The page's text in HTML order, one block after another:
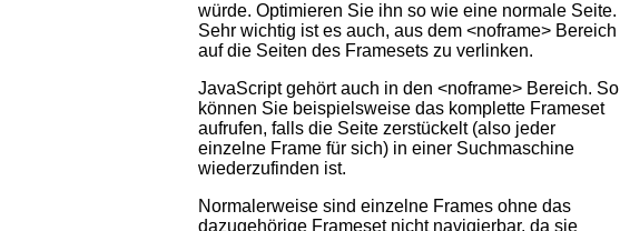
würde. Optimieren Sie ihn so wie eine normale Seite.
Sehr wichtig ist es auch, aus dem <noframe> Bereich
auf die Seiten des Framesets zu verlinken.
JavaScript gehört auch in den <noframe> Bereich. So
können Sie beispielsweise das komplette Frameset
aufrufen, falls die Seite zerstückelt (also jeder
einzelne Frame für sich) in einer Suchmaschine
wiederzufinden ist.
Normalerweise sind einzelne Frames ohne das
dazugehörige Frameset nicht navigierbar, da sie